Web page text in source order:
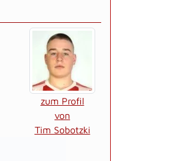
zum Profil
von
Tim Sobotzki